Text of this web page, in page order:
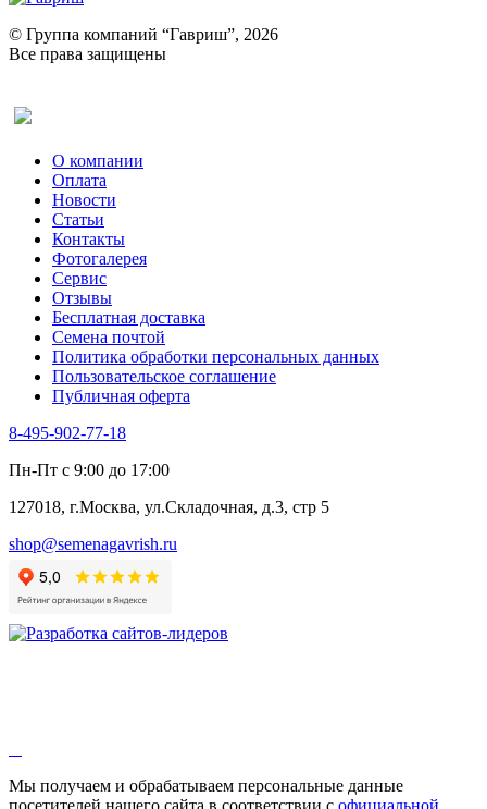
Ревень
Рукола
Рута
Тмин
Трава для чая
Туласи
Укроп
Фенхель пряный
Хризантема овощная
Цикорий пряный
Цикорий салатный (Витлуф)
Черемша
Шпинат
Щавель
Эндивий
Эстрагон
Алтей
Бессмертник
Валериана
Валерианелла
Гибискус лекарственный
Девясил
Душица
Змееголовник
Мыльнянка
© Группа компаний “Гавриш”, 2026
Все права защищены
О компании
Оплата
Новости
Статьи
Контакты
Фотогалерея​
Сервис
Отзывы
Бесплатная доставка
Семена почтой
Политика обработки персональных данных
Пользовательское соглашение
Публичная оферта
8-495-902-77-18
Пн-Пт с 9:00 до 17:00
127018, г.Москва, ул.Складочная, д.3, стр 5
shop@semenagavrish.ru
Мы получаем и обрабатываем персональные данные
посетителей нашего сайта в соответствии с официальной